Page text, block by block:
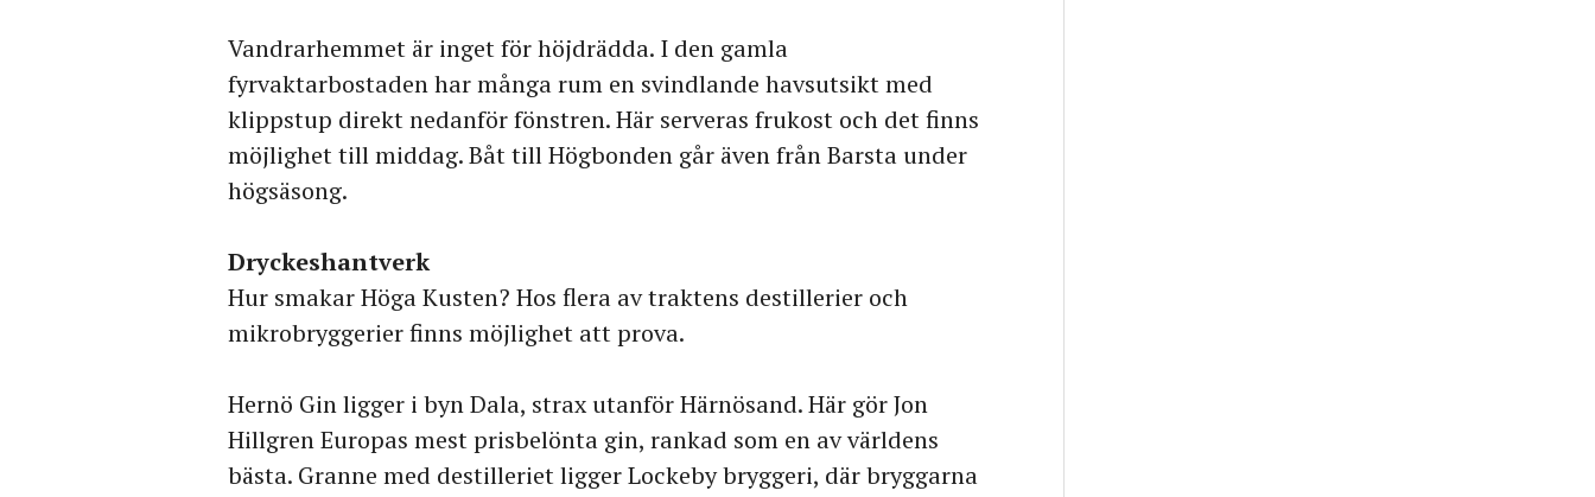
Vandrarhemmet är inget för höjdrädda. I den gamla
fyrvaktarbostaden har många rum en svindlande havsutsikt med
klippstup direkt nedanför fönstren. Här serveras frukost och det finns
möjlighet till middag. Båt till Högbonden går även från Barsta under
högsäsong.
Dryckeshantverk
Hur smakar Höga Kusten? Hos flera av traktens destillerier och
mikrobryggerier finns möjlighet att prova.
Hernö Gin ligger i byn Dala, strax utanför Härnösand. Här gör Jon
Hillgren Europas mest prisbelönta gin, rankad som en av världens
bästa. Granne med destilleriet ligger Lockeby bryggeri, där bryggarna